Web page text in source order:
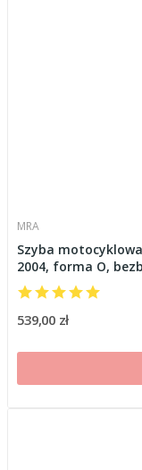
MRA
Szyba motocyklowa
2004, forma O,
539,00 zł